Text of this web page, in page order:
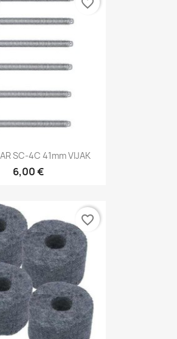
Brzi pregled
SC-4C 41mm VIJAK
6,00 €
favorite_border
favorite_border